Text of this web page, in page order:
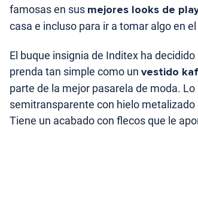
famosas en sus mejores looks de
casa e incluso para ir a tomar algo en
El buque insignia de Inditex ha
prenda tan simple como un vestido
parte de la mejor pasarela de moda.
semitransparente con hielo
Tiene un acabado con flecos que le